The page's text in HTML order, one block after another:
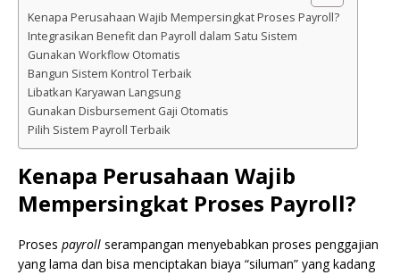
Kenapa Perusahaan Wajib Mempersingkat Proses Payroll?
Integrasikan Benefit dan Payroll dalam Satu Sistem
Gunakan Workflow Otomatis
Bangun Sistem Kontrol Terbaik
Libatkan Karyawan Langsung
Gunakan Disbursement Gaji Otomatis
Pilih Sistem Payroll Terbaik
Kenapa Perusahaan Wajib
Mempersingkat Proses Payroll?
Proses payroll serampangan menyebabkan proses penggajian
yang lama dan bisa menciptakan biaya “siluman” yang kadang